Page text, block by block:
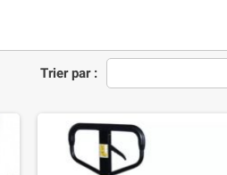
Trier par :